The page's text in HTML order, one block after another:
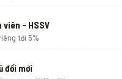
viên - HSSV
tới 5%
đổi mới